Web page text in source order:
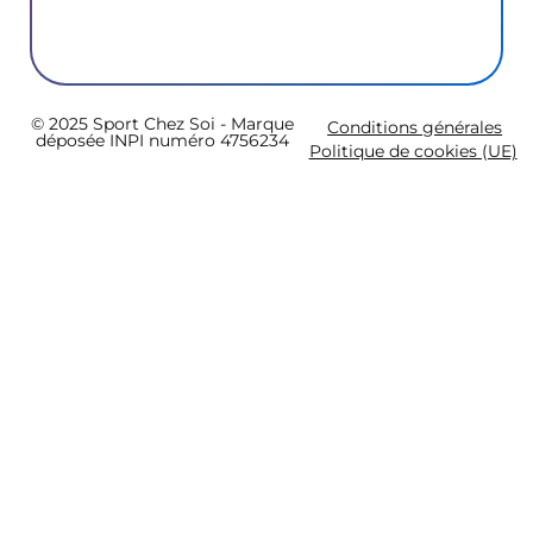
© 2025 Sport Chez Soi - Marque
déposée INPI numéro 4756234
Conditions générales
Politique de cookies (UE)